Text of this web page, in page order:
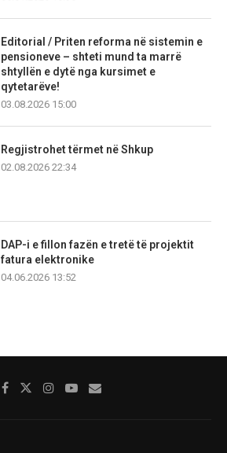
Editorial / Priten reforma në sistemin e
pensioneve – shteti mund ta marrë
shtyllën e dytë nga kursimet e
qytetarëve!
03.08.2026 15:00
Regjistrohet tërmet në Shkup
02.08.2026 22:34
DAP-i e fillon fazën e tretë të projektit
fatura elektronike
04.06.2026 13:52